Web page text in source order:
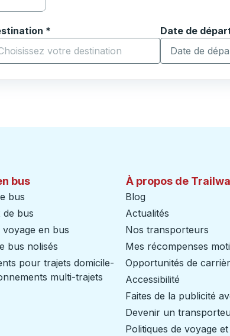
les options de localisation, puis utilisez les
*
à saisir la ville de destination pour
Date de
Tapez la date
bus
bus
de bus
voyage en bus
bus nolisés
pour trajets domicile-
multi-trajets
À propos de
Blog
Actualités
Nos transporteurs
Mes récompenses
Opportunités de
Accessibilité
Faites de la publicité
Devenir un
Politiques de voyage et